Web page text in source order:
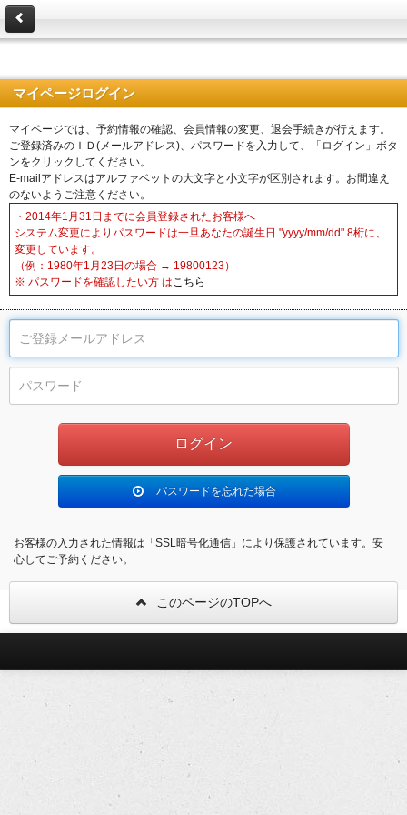
マイページログイン
マイページでは、予約情報の確認、会員情報の変更、退会手続きが行えます。
ご登録済みのＩＤ(メールアドレス)、パスワードを入力して、「ログイン」ボタ
ンをクリックしてください。
E-mailアドレスはアルファベットの大文字と小文字が区別されます。お間違え
のないようご注意ください。
・2014年1月31日までに会員登録されたお客様へ
システム変更によりパスワードは一旦あなたの誕生日 "yyyy/mm/dd" 8桁に、
変更しています。
（例：1980年1月23日の場合 → 19800123）
※ パスワードを確認したい方 は こちら
パスワードを忘れた場合
お客様の入力された情報は「SSL暗号化通信」により保護されています。安
心してご予約ください。
このページのTOPへ